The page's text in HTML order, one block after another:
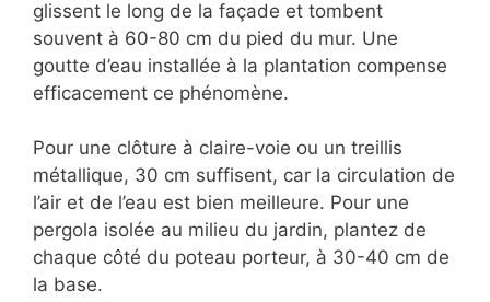
glissent le long de la façade et tombent
souvent à 60-80 cm du pied du mur. Une
goutte d’eau installée à la plantation compense
efficacement ce phénomène.
Pour une clôture à claire-voie ou un treillis
métallique, 30 cm suffisent, car la circulation de
l’air et de l’eau est bien meilleure. Pour une
pergola isolée au milieu du jardin, plantez de
chaque côté du poteau porteur, à 30-40 cm de
la base.